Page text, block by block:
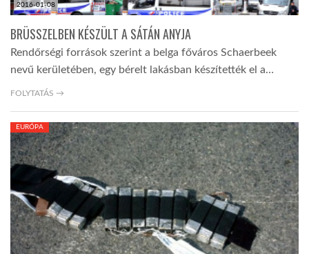
2016-01-08
BRÜSSZELBEN KÉSZÜLT A SÁTÁN ANYJA
Rendőrségi források szerint a belga főváros Schaerbeek
nevű kerületében, egy bérelt lakásban készítették el a…
FOLYTATÁS →
EURÓPA